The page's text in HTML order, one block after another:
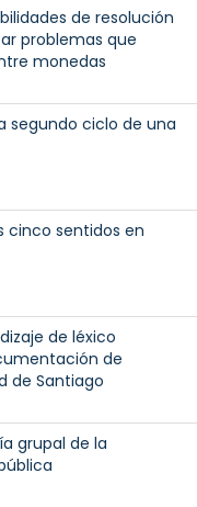
de resolución
problemas que
monedas
segundo ciclo de una
cinco sentidos en
de léxico
de
de Santiago
grupal de la